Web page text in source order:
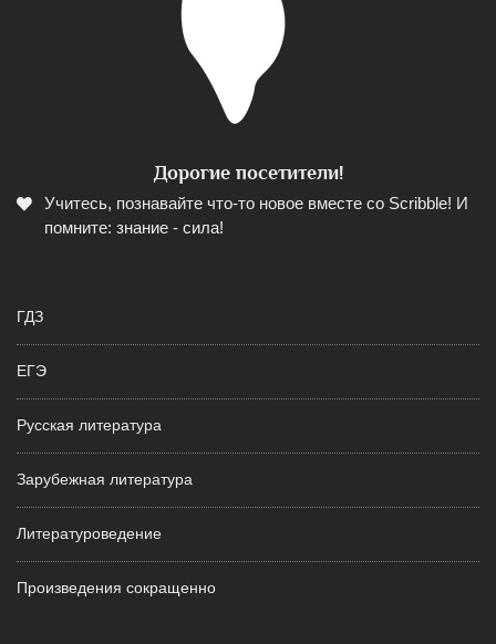
Дорогие посетители!
Учитесь, познавайте что-то новое вместе со Scribble! И
помните: знание - сила!
ГДЗ
ЕГЭ
Русская литература
Зарубежная литература
Литературоведение
Произведения сокращенно